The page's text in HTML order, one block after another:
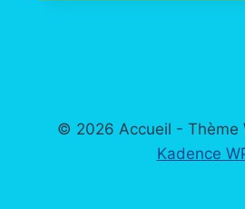
© 2026 Accueil - Thème
Kadence